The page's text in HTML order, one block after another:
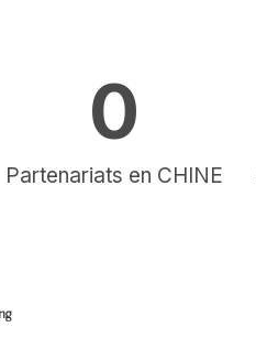
Partenariats en CHINE
0